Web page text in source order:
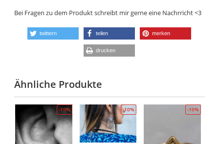
Bei Fragen zu dem Produkt schreibt mir gerne eine Nachrricht <3
twittern teilen merken
drucken
Ähnliche Produkte
-10% -10% -10%